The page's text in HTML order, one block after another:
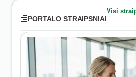
PORTALO STRAIPSNIAI
Visi